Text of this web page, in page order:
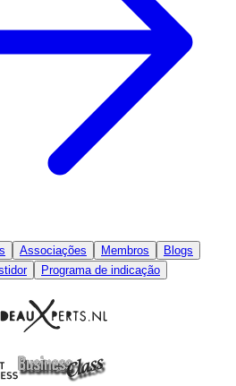
Associações Membros Blogs
Programa de indicação